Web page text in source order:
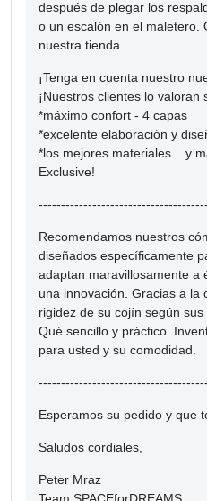
después de plegar los
o un escalón en el maletero.
nuestra tienda.
¡Tenga en cuenta nuestro
¡Nuestros clientes lo valoran
*máximo confort - 4 capas
*excelente elaboración y
*los mejores materiales ...y
Exclusive!
Recomendamos nuestros
diseñados específicamente
adaptan maravillosamente a
una innovación. Gracias a la
rigidez de su cojín según sus
Qué sencillo y práctico.
para usted y su comodidad.
Esperamos su pedido y que
Saludos cordiales,
Peter Mraz